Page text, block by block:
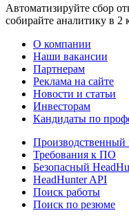
Автоматизируйте сбор
собирайте аналитику в 2
О компании
Наши вакансии
Партнерам
Реклама на сайте
Новости и статьи
Инвесторам
Кандидаты по
Производственный
Требования к ПО
Безопасный
HeadHunter API
Поиск работы
Поиск по резюме